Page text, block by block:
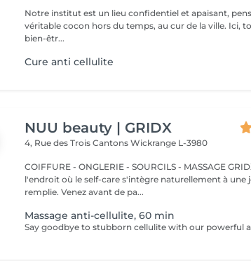
Notre institut est un lieu confidentiel et apaisant,
véritable cocon hors du temps, au cur de la ville. Ici,
bien-êtr...
Cure anti cellulite
NUU beauty | GRIDX
4, Rue des Trois CantonsWickrange L-3980
COIFFURE - ONGLERIE - SOURCILS - MASSAGE GRIDX, c'est
l'endroit où le self-care s'intègre naturellement à une
remplie. Venez avant de pa...
Massage anti-cellulite, 60 min